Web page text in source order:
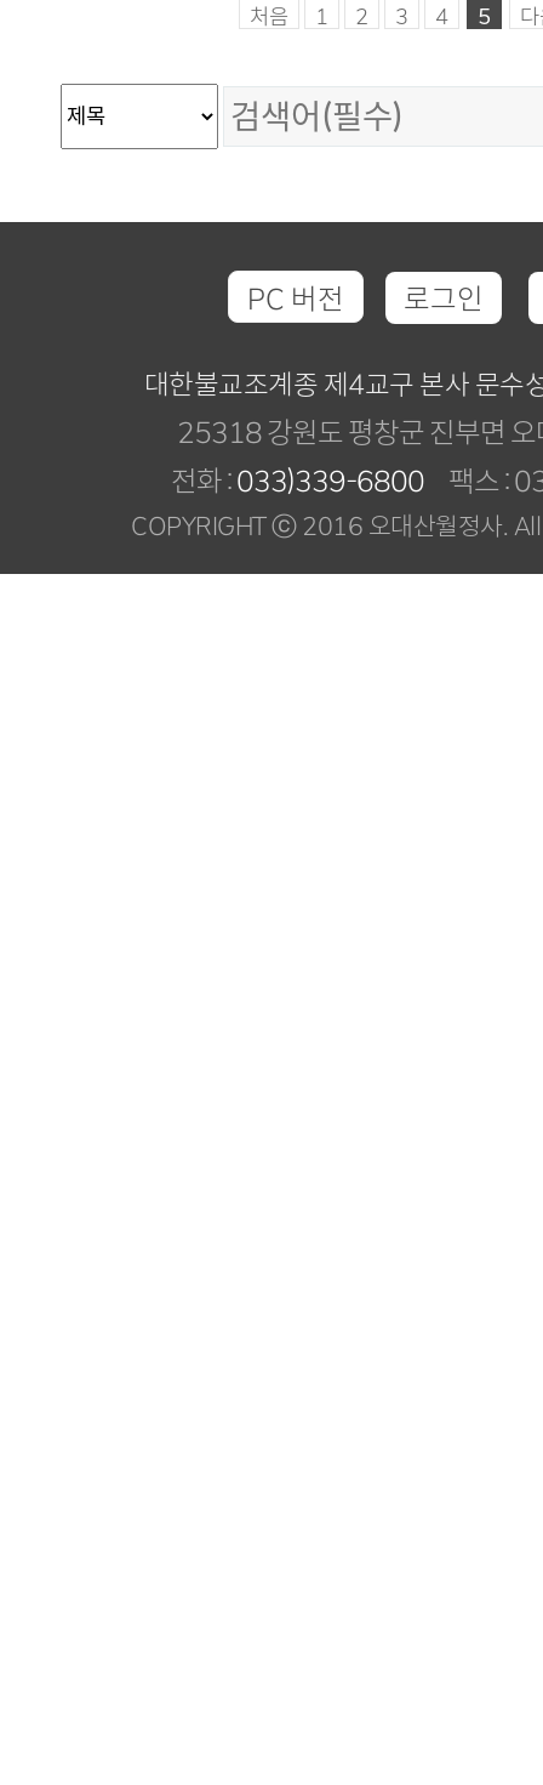
처음 1 2 3 4 5
PC 버전 로그인
대한불교조계종 제4교구 본사 문수
25318 강원도 평창군 진부면
전화 :033)339-6800 팩스 :
COPYRIGHT ⓒ 2016 오대산월정사.